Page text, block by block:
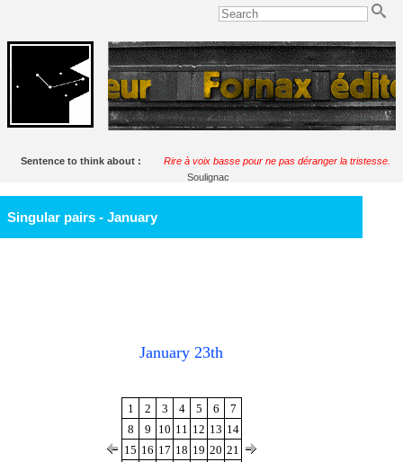
Sentence to think about :
Rire à voix basse pour ne pas déranger la tristesse.
Soulignac
Singular pairs - January
January 23th
1 2 3 4 5 6
7
8
9 10 11 12 13 14
15 16 17 18 19 20 21